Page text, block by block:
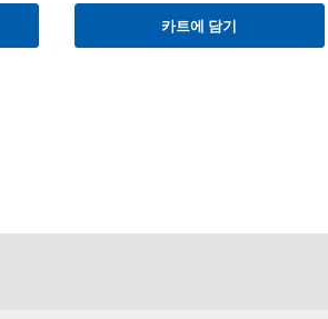
카트에 담기